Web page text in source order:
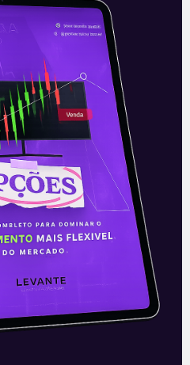
E EU COM ISSO
real
não funcionavam